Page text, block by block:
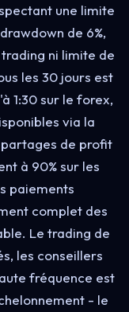
une limite
de 6%,
ni limite de
les 30 jours est
1:30 sur le forex,
via la
de profit
à 90% sur les
paiements
complet des
Le trading de
les conseillers
fréquence est
- le